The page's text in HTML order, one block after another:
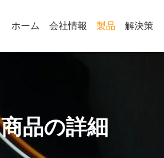
ホーム 会社情報 製品 解決策
商品の詳細